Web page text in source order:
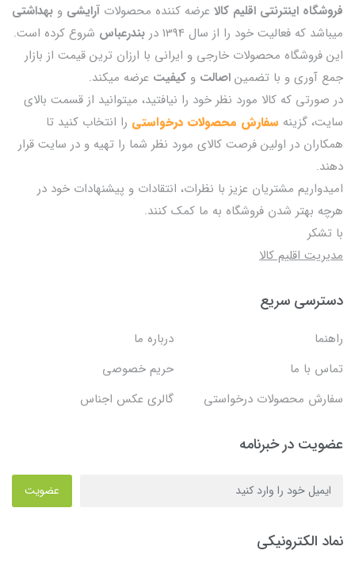
فروشگاه اینترنتی اقلیم کالا عرضه کننده محصولات آرایشی و بهداشتی
میباشد که فعالیت خود را از سال 1394 در
بندرعباس شروع کرده است.
این فروشگاه محصولات خارجی و ایرانی با ارزان ترین قیمت از بازار
جمع آوری و با تضمین اصالت و کیفیت عرضه میکند.
در صورتی که کالا مورد نظر خود را نیافتید، میتوانید از قسمت بالای
سایت، گزینه سفارش محصولات درخواستی را انتخاب کنید تا
همکاران در اولین فرصت کالای مورد نظر شما را تهیه و در سایت قرار
دهند.
امیدواریم مشتریان عزیز با نظرات، انتقادات و پیشنهادات خود در
هرچه بهتر شدن فروشگاه به ما کمک کنند.
با تشکر
مدیریت اقلیم کالا
دسترسی سریع
راهنما
درباره ما
تماس با ما
حریم خصوصی
سفارش محصولات درخواستی
گالری عکس اجناس
عضویت در خبرنامه
عضویت
نماد الکترونیکی